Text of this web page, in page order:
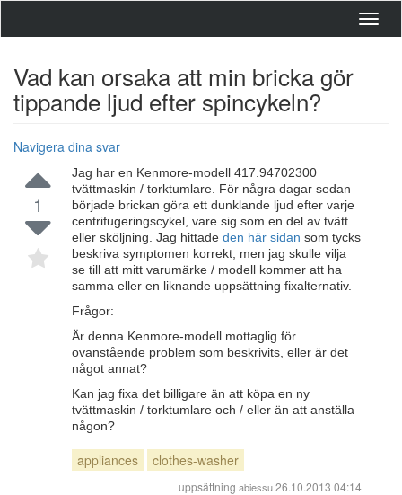
Vad kan orsaka att min bricka gör
tippande ljud efter spincykeln?
Navigera dina svar
1
Jag har en Kenmore-modell 417.94702300
tvättmaskin / torktumlare. För några dagar sedan
började brickan göra ett dunklande ljud efter varje
centrifugeringscykel, vare sig som en del av tvätt
eller sköljning. Jag hittade den här sidan som tycks
beskriva symptomen korrekt, men jag skulle vilja
se till att mitt varumärke / modell kommer att ha
samma eller en liknande uppsättning fixalternativ.
Frågor:
Är denna Kenmore-modell mottaglig för
ovanstående problem som beskrivits, eller är det
något annat?
Kan jag fixa det billigare än att köpa en ny
tvättmaskin / torktumlare och / eller än att anställa
någon?
appliances clothes-washer
uppsättning abiessu26.10.2013 04:14